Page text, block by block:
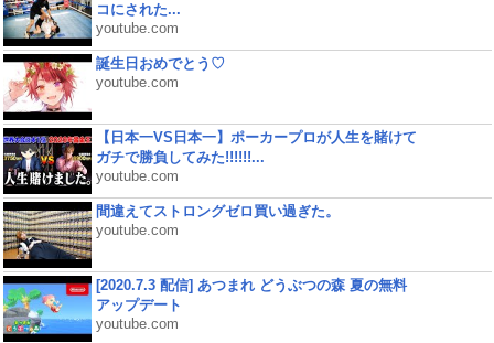
コにされた...
youtube.com
誕生日おめでとう♡
youtube.com
【日本一VS日本一】ポーカープロが人生を賭けて
ガチで勝負してみた!!!!!!...
youtube.com
間違えてストロングゼロ買い過ぎた。
youtube.com
[2020.7.3 配信] あつまれ どうぶつの森 夏の無料
アップデート
youtube.com